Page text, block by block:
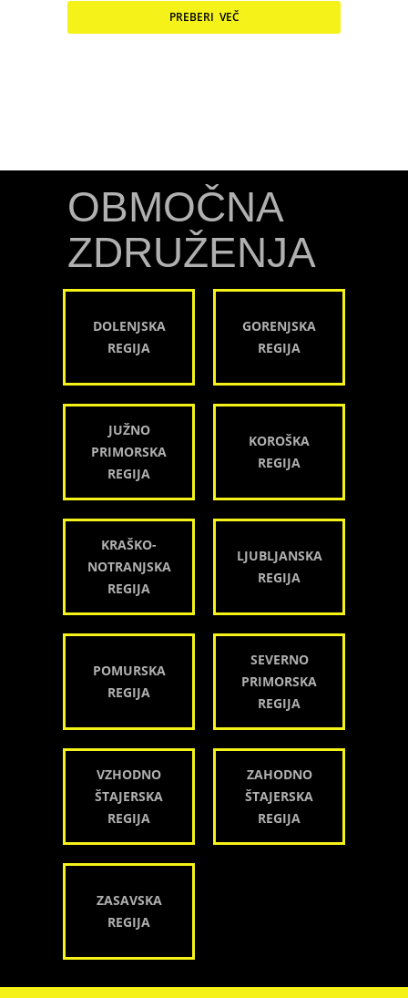
PREBERI VEČ
OBMOČNA
ZDRUŽENJA
DOLENJSKA
REGIJA
GORENJSKA
REGIJA
JUŽNO
PRIMORSKA
REGIJA
KOROŠKA
REGIJA
KRAŠKO-
NOTRANJSKA
REGIJA
LJUBLJANSKA
REGIJA
POMURSKA
REGIJA
SEVERNO
PRIMORSKA
REGIJA
VZHODNO
ŠTAJERSKA
REGIJA
ZAHODNO
ŠTAJERSKA
REGIJA
ZASAVSKA
REGIJA